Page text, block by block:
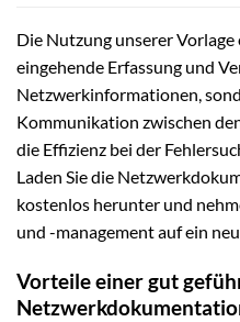
Die Nutzung unserer
eingehende Erfassung und
Netzwerkinformationen,
Kommunikation zwischen
die Effizienz bei der
Laden Sie die
kostenlos herunter und
und -management auf ein
Vorteile einer gut